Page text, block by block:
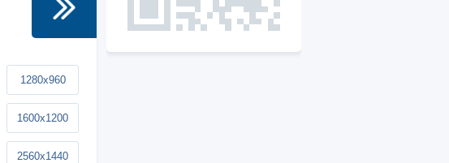
1280x960
1600x1200
2560x1440